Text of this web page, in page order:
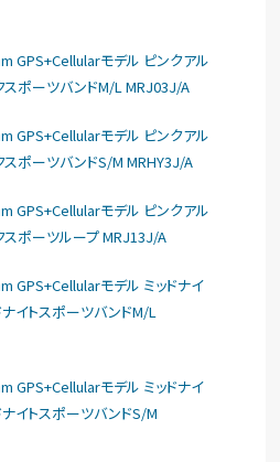
GPS+Cellularモデル ピンクアル
スポーツバンドM/L MRJ03J/A
GPS+Cellularモデル ピンクアル
スポーツバンドS/M MRHY3J/A
GPS+Cellularモデル ピンクアル
スポーツループ MRJ13J/A
モデル ミッドナイ
イトスポーツバンドM/L
モデル ミッドナイ
イトスポーツバンドS/M